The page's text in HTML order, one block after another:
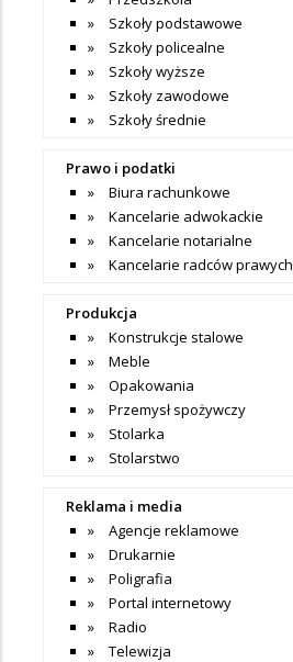
Szkoły podstawowe
Szkoły policealne
Szkoły wyższe
Szkoły zawodowe
Szkoły średnie
Prawo i podatki
Biura rachunkowe
Kancelarie adwokackie
Kancelarie notarialne
Kancelarie radców prawych
Produkcja
Konstrukcje stalowe
Meble
Opakowania
Przemysł spożywczy
Stolarka
Stolarstwo
Reklama i media
Agencje reklamowe
Drukarnie
Poligrafia
Portal internetowy
Radio
Telewizja